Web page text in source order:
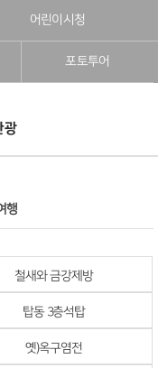
어린이시청
포토투어
행
철새와 금강제방
탑동 3층석탑
옛)옥구염전